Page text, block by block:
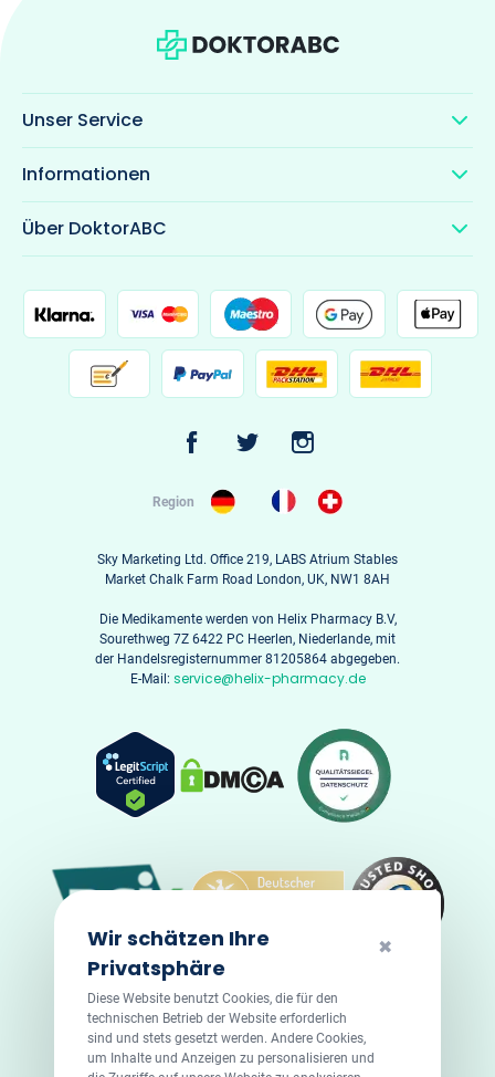
Unser Service
Informationen
Über DoktorABC
Region
Sky Marketing Ltd. Office 219, LABS Atrium Stables
Market Chalk Farm Road London, UK, NW1 8AH
Die Medikamente werden von Helix Pharmacy B.V,
Sourethweg 7Z 6422 PC Heerlen, Niederlande, mit
der Handelsregisternummer 81205864 abgegeben.
E-Mail: service@helix-pharmacy.de
✖
Wir schätzen Ihre
Privatsphäre
Diese Website benutzt Cookies, die für den
technischen Betrieb der Website erforderlich
sind und stets gesetzt werden. Andere Cookies,
um Inhalte und Anzeigen zu personalisieren und